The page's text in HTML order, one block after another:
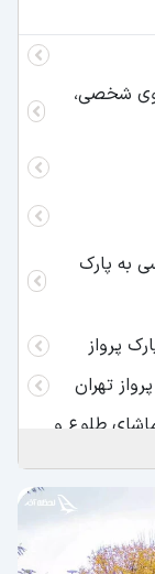
شخصی،
به پارک
پرواز
تهران
طلوع و